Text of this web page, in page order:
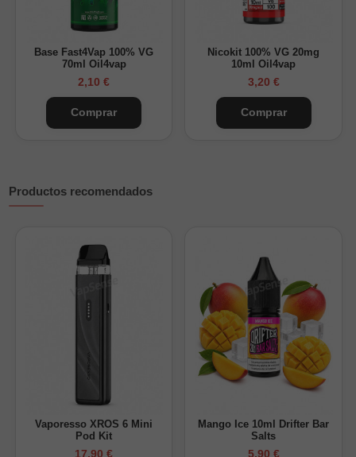
¿Cuánta nicotina tendrá tu Longfill 60ml?
Solo base (0mg) 0 mg/ml
3 mg/ml
2 nicokits + Base 6 mg/ml
10 mg/ml
4 nicokits + Base 13 mg/ml
¿Cuánta nicotina tendrá tu Longfill 120ml?
Nikokits 20mg/ml Nicotina final mg/ml
Base Fast4Vap 100% VG
70ml Oil4vap
2,10 €
Comprar
Nicokit 100% VG 20mg
10ml Oil4vap
3,20 €
Comprar
Productos recomendados
Vaporesso XROS 6 Mini
Pod Kit
17,90 €
Mango Ice 10ml Drifter Bar
Salts
5,90 €